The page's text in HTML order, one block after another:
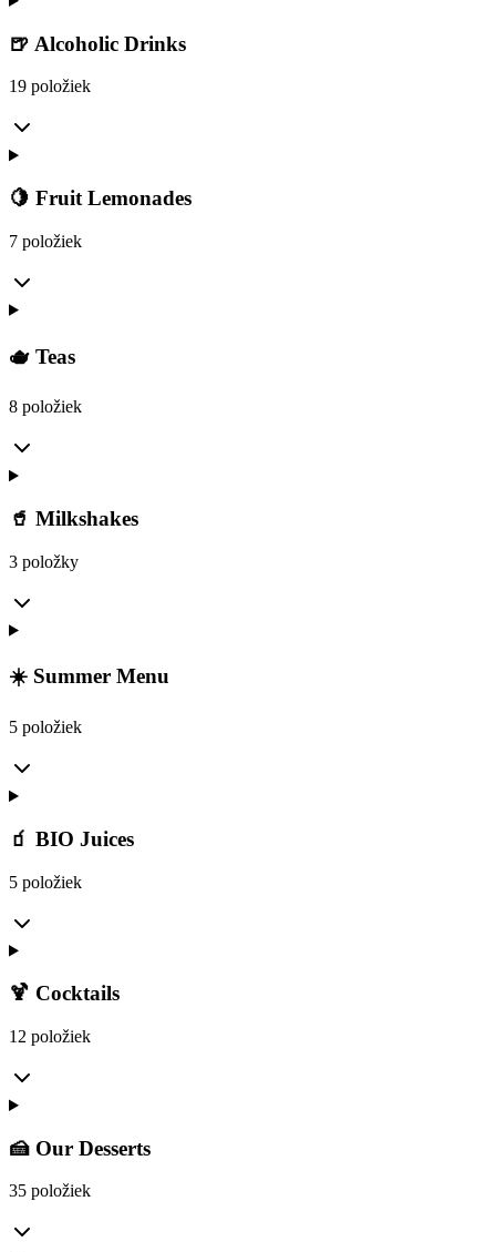
🍺 Alcoholic Drinks
19 položiek
🍋 Fruit Lemonades
7 položiek
🫖 Teas
8 položiek
🥤 Milkshakes
3 položky
☀️ Summer Menu
5 položiek
🧃 BIO Juices
5 položiek
🍹 Cocktails
12 položiek
🍰 Our Desserts
35 položiek